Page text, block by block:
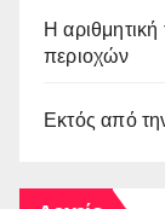
Η
περιοχών
Εκτός από